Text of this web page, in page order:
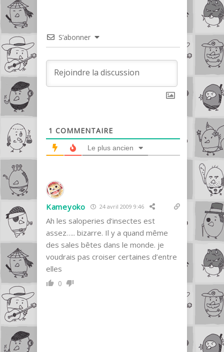
S’abonner
1 COMMENTAIRE
Le plus ancien
Kameyoko 24 avril 2009 9:46
Ah les saloperies d’insectes est
assez….. bizarre. Il y a quand même
des sales bêtes dans le monde. je
voudrais pas croiser certaines d’entre
elles
0